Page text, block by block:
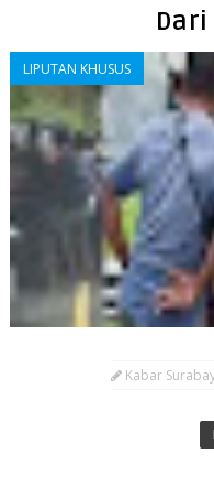
LIPUTAN KHUSUS
Kabar